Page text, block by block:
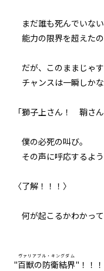
まだ誰も死んでいな
能力の限界を超えたの
だが、このままじゃす
チャンスは一瞬しかな
「獅子上さん！ 鞘さ
僕の必死の叫び。
その声に呼応するよ
〈了解！！！〉
何が起こるかわかって
"百獣の防衛結界
ヴァリアブル・キングダム
"！！！